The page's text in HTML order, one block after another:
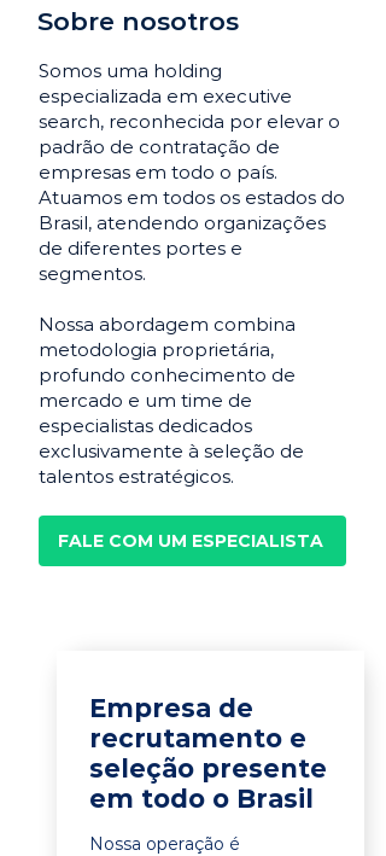
Sobre nosotros
Somos uma holding
especializada em executive
search, reconhecida por elevar o
padrão de contratação de
empresas em todo o país.
Atuamos em todos os estados do
Brasil, atendendo organizações
de diferentes portes e
segmentos.
Nossa abordagem combina
metodologia proprietária,
profundo conhecimento de
mercado e um time de
especialistas dedicados
exclusivamente à seleção de
talentos estratégicos.
FALE COM UM ESPECIALISTA
Empresa de
recrutamento e
seleção presente
em todo o Brasil
Nossa operação é